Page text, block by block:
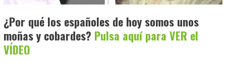
¿Por qué los españoles de hoy somos unos
moñas y cobardes? Pulsa aquí para VER el
VÍDEO